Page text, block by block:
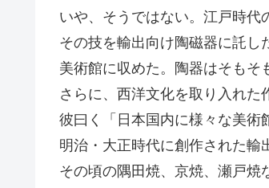
いや、そうではない。江戸時代
その技を輸出向け陶磁器に託し
美術館に収めた。陶器はそもそ
さらに、西洋文化を取り入れた
彼曰く「日本国内に様々な美術
明治・大正時代に創作された輸
その頃の隅田焼、京焼、瀬戸焼